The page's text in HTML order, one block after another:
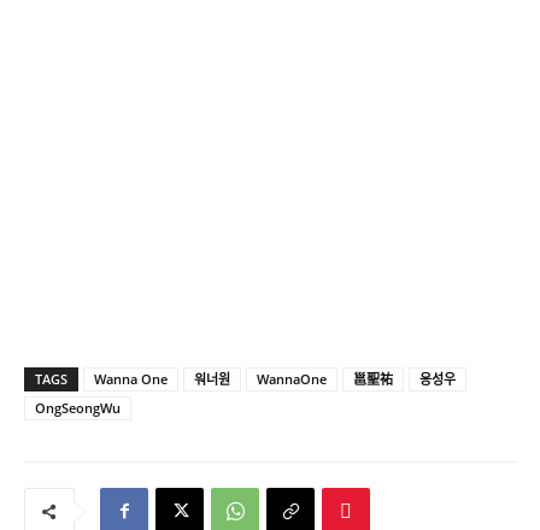
TAGS Wanna One 워너원 WannaOne 邕聖祐
옹성우
OngSeongWu